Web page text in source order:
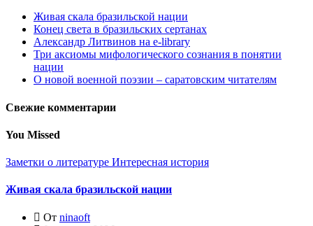
Живая скала бразильской нации
Конец света в бразильских сертанах
Александр Литвинов на e-library
Три аксиомы мифологического сознания в понятии
нации
О новой военной поэзии – саратовским читателям
Свежие комментарии
You Missed
Заметки о литературе Интересная история
Живая скала бразильской нации
От ninaoft